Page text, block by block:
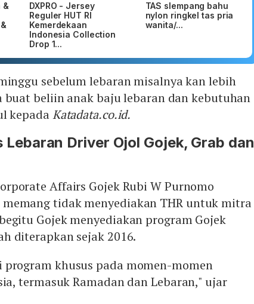
&
DXPRO - Jersey
Reguler HUT RI
Kemerdekaan
Indonesia Collection
Drop 1...
TAS slempang bahu
nylon ringkel tas pria
wanita/...
sebelum lebaran misalnya kan lebih
buat beliin anak baju lebaran dan kebutuhan
kepadaKatadata.co.id.
Lebaran Driver Ojol Gojek, Grab dan
Affairs Gojek Rubi W Purnomo
tidak menyediakan THR untuk mitra
Gojek menyediakan program Gojek
diterapkan sejak 2016.
program khusus pada momen-momen
termasuk Ramadan dan Lebaran," ujar